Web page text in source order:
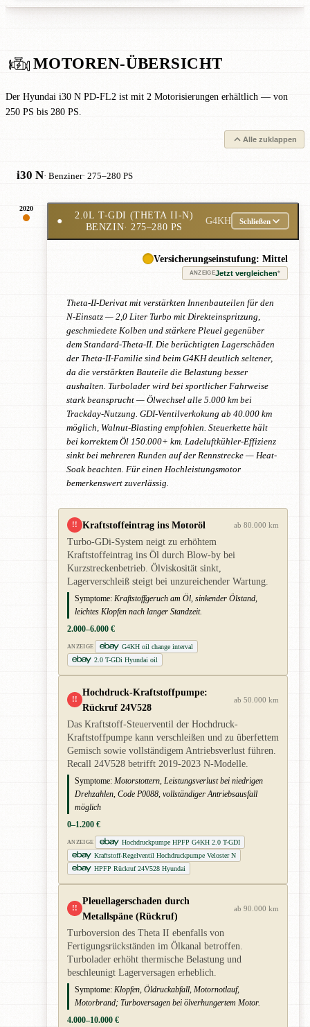
MOTOREN-ÜBERSICHT
Der Hyundai i30 N PD-FL2 ist mit 2 Motorisierungen erhältlich — von
250 PS bis 280 PS.
Alle zuklappen
i30 N· Benziner· 275–280 PS
2020
●
2.0L T-GDI (THETA II-N)
BENZIN· 275–280 PS
G4KH Schließen
Versicherungseinstufung: Mittel
ANZEIGEJetzt vergleichen*
Theta-II-Derivat mit verstärkten Innenbauteilen für den
N-Einsatz — 2,0 Liter Turbo mit Direkteinspritzung,
geschmiedete Kolben und stärkere Pleuel gegenüber
dem Standard-Theta-II. Die berüchtigten Lagerschäden
der Theta-II-Familie sind beim G4KH deutlich seltener,
da die verstärkten Bauteile die Belastung besser
aushalten. Turbolader wird bei sportlicher Fahrweise
stark beansprucht — Ölwechsel alle 5.000 km bei
Trackday-Nutzung. GDI-Ventilverkokung ab 40.000 km
möglich, Walnut-Blasting empfohlen. Steuerkette hält
bei korrektem Öl 150.000+ km. Ladeluftkühler-Effizienz
sinkt bei mehreren Runden auf der Rennstrecke — Heat-
Soak beachten. Für einen Hochleistungsmotor
bemerkenswert zuverlässig.
!! Kraftstoffeintrag ins Motoröl ab 80.000 km
Turbo-GDi-System neigt zu erhöhtem
Kraftstoffeintrag ins Öl durch Blow-by bei
Kurzstreckenbetrieb. Ölviskosität sinkt,
Lagerverschleiß steigt bei unzureichender Wartung.
Symptome: Kraftstoffgeruch am Öl, sinkender Ölstand,
leichtes Klopfen nach langer Standzeit.
2.000–6.000 €
ANZEIGE
G4KH oil change interval
2.0 T-GDi Hyundai oil
!!
Hochdruck-Kraftstoffpumpe:
Rückruf 24V528
ab 50.000 km
Das Kraftstoff-Steuerventil der Hochdruck-
Kraftstoffpumpe kann verschleißen und zu überfettem
Gemisch sowie vollständigem Antriebsverlust führen.
Recall 24V528 betrifft 2019-2023 N-Modelle.
Symptome: Motorstottern, Leistungsverlust bei niedrigen
Drehzahlen, Code P0088, vollständiger Antriebsausfall
möglich
0–1.200 €
ANZEIGE
Hochdruckpumpe HPFP G4KH 2.0 T-GDI
Kraftstoff-Regelventil Hochdruckpumpe Veloster N
HPFP Rückruf 24V528 Hyundai
!!
Pleuellagerschaden durch
Metallspäne (Rückruf)
ab 90.000 km
Turboversion des Theta II ebenfalls von
Fertigungsrückständen im Ölkanal betroffen.
Turbolader erhöht thermische Belastung und
beschleunigt Lagerversagen erheblich.
Symptome: Klopfen, Öldruckabfall, Motornotlauf,
Motorbrand; Turboversagen bei ölverhungertem Motor.
4.000–10.000 €